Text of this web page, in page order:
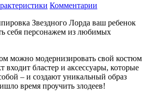
Комментарии
Звездного Лорда ваш ребенок
себя персонажем из любимых
можно модернизировать свой костюм
входит бластер и аксессуары, которые
– и создают уникальный образ
время проучить злодеев!